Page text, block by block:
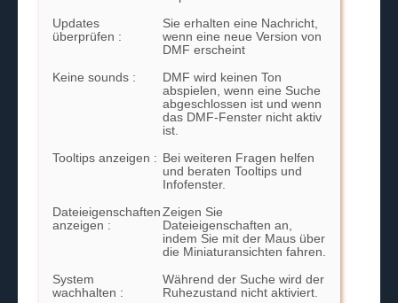
Updates
überprüfen :
Sie erhalten eine Nachricht,
wenn eine neue Version von
DMF erscheint
Keine sounds :
DMF wird keinen Ton
abspielen, wenn eine Suche
abgeschlossen ist und wenn
das DMF-Fenster nicht aktiv
ist.
Tooltips anzeigen : Bei weiteren Fragen helfen
und beraten Tooltips und
Infofenster.
Dateieigenschaften
anzeigen :
Zeigen Sie
Dateieigenschaften an,
indem Sie mit der Maus über
die Miniaturansichten fahren.
System
wachhalten :
Während der Suche wird der
Ruhezustand nicht aktiviert.